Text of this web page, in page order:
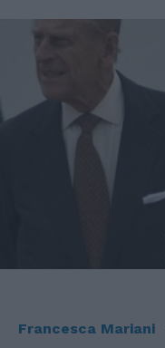
Francesca Mariani